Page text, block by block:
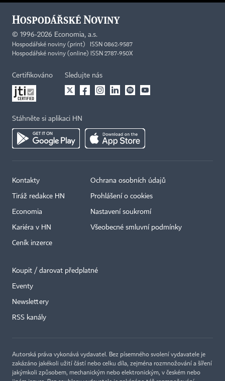
© 1996-2026 Economia, a.s.
Hospodářské noviny (print) ISSN 0862-9587
Hospodářské noviny (online) ISSN 2787-950X
Certifikováno Sledujte nás
Stáhněte si aplikaci HN
Kontakty
Tiráž redakce HN
Economia
Kariéra v HN
Ceník inzerce
Ochrana osobních údajů
Prohlášení o cookies
Nastavení soukromí
Všeobecné smluvní podmínky
Koupit / darovat předplatné
Eventy
Newslettery
RSS kanály
Autorská práva vykonává vydavatel. Bez písemného svolení vydavatele je
zakázáno jakékoli užití částí nebo celku díla, zejména rozmnožování a šíření
jakýmkoli způsobem, mechanickým nebo elektronickým, v českém nebo